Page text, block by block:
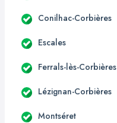
Conilhac-Corbières
Escales
Ferrals-lès-Corbières
Lézignan-Corbières
Montséret